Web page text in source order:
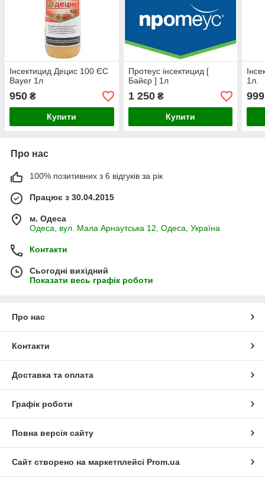
Інсектицид Децис 100 ЄС
Bayer 1л
950 ₴
Купити
Протеус інсектицид [
Байєр ] 1л
1 250₴
Купити
1л.
999
Про нас
100% позитивних з 6 відгуків за рік
Працює з 30.04.2015
м. Одеса
Одеса, вул. Мала Арнаутська 12, Одеса, Україна
Контакти
Сьогодні вихідний
Показати весь графік роботи
Про нас
Контакти
Доставка та оплата
Графік роботи
Повна версія сайту
Сайт створено на маркетплейсі Prom.ua